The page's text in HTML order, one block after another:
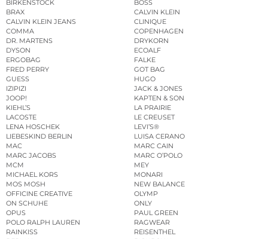
BIRKENSTOCK
BOSS
BRAX
CALVIN KLEIN
CALVIN KLEIN JEANS
CLINIQUE
COMMA
COPENHAGEN
DR. MARTENS
DRYKORN
DYSON
ECOALF
ERGOBAG
FALKE
FRED PERRY
GOT BAG
GUESS
HUGO
IZIPIZI
JACK & JONES
JOOP!
KAPTEN & SON
KIEHL’S
LA PRAIRIE
LACOSTE
LE CREUSET
LENA HOSCHEK
LEVI’S®
LIEBESKIND BERLIN
LUISA CERANO
MAC
MARC CAIN
MARC JACOBS
MARC O’POLO
MCM
MEY
MICHAEL KORS
MONARI
MOS MOSH
NEW BALANCE
OFFICINE CREATIVE
OLYMP
ON SCHUHE
ONLY
OPUS
PAUL GREEN
POLO RALPH LAUREN
RAGWEAR
RAINKISS
REISENTHEL